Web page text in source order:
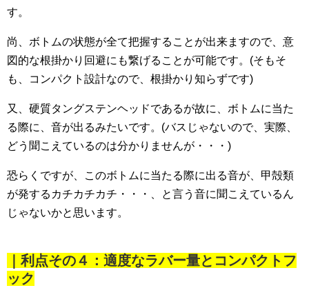
す。
尚、ボトムの状態が全て把握することが出来ますので、意
図的な根掛かり回避にも繋げることが可能です。(そもそ
も、コンパクト設計なので、根掛かり知らずです)
又、硬質タングステンヘッドであるが故に、ボトムに当た
る際に、音が出るみたいです。(バスじゃないので、実際、
どう聞こえているのは分かりませんが・・・)
恐らくですが、このボトムに当たる際に出る音が、甲殻類
が発するカチカチカチ・・・、と言う音に聞こえているん
じゃないかと思います。
｜利点その４：適度なラバー量とコンパクトフ
ック